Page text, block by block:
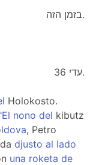
בזמן הזה.
עדי 36.
Holokosto.
El nono del kibutz
, Petro
djusto al lado
una roketa de